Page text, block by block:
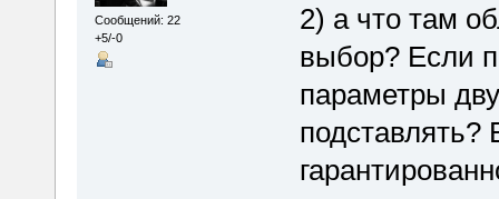
Сообщений: 22
+5/-0
2) а что там
выбор? Если
параметры
подставлять?